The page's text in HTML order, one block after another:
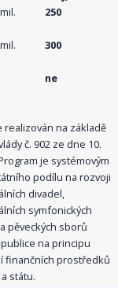
250
300
ne
realizován na základě
č. 902 ze dne 10.
je systémovým
podílu na rozvoji
divadel,
symfonických
pěveckých sborů
na principu
finančních prostředků
státu.